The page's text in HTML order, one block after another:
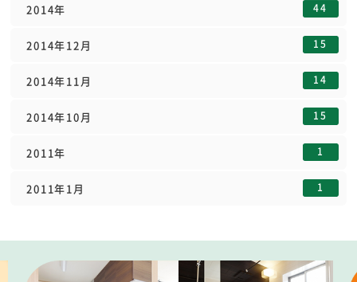
2014年 44
2014年12月 15
2014年11月 14
2014年10月 15
2011年 1
2011年1月 1